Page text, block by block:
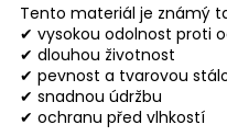
Tento materiál je známý
✔ vysokou odolnost proti
✔ dlouhou životnost
✔ pevnost a tvarovou
✔ snadnou údržbu
✔ ochranu před vlhkostí